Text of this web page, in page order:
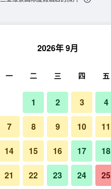
2026年 9月
一 二 三 四 五
1 2 3 4
7 8 9 10 11
14 15 16 17 18
21 22 23 24 25